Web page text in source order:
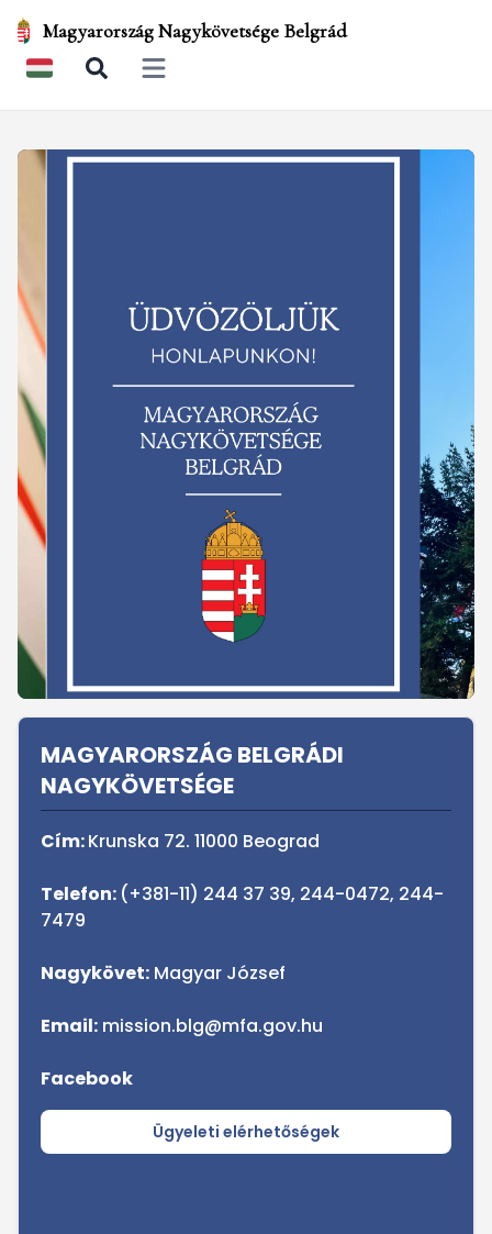
Magyarország Nagykövetsége Belgrád
Open main menu
Sidebar
MAGYARORSZÁG BELGRÁDI
NAGYKÖVETSÉGE
Cím:Krunska 72. 11000 Beograd
Telefon: (+381-11) 244 37 39, 244-0472, 244-
7479
Nagykövet: Magyar József
Email: mission.blg@mfa.gov.hu
Facebook
Ügyeleti elérhetőségek